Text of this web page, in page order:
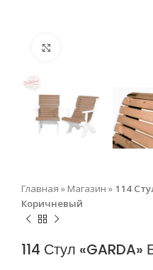
Главная » Магазин » 114
Коричневый
114 Стул